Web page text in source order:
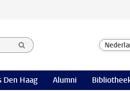
Den Haag Alumni